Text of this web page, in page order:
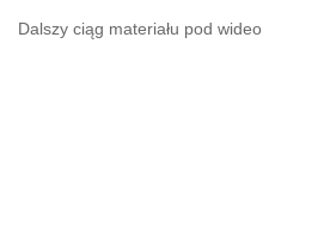
Dalszy ciąg materiału pod wideo